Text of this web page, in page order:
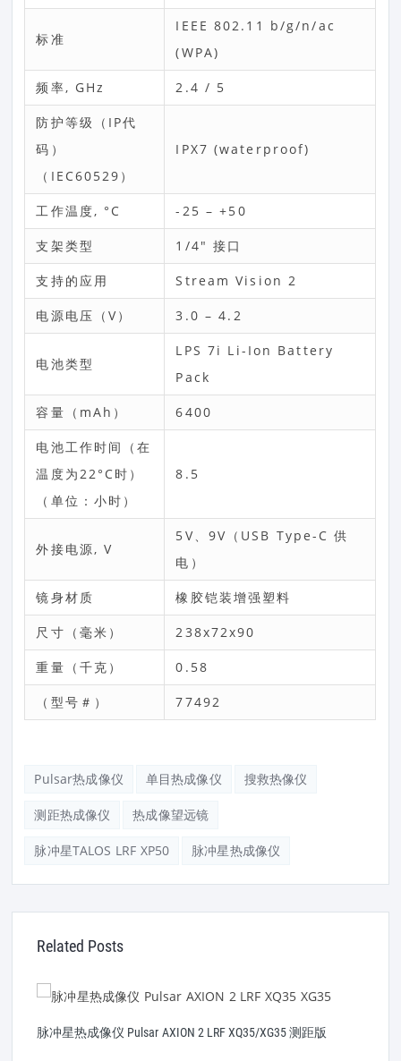
标准
IEEE 802.11 b/g/n/ac
(WPA)
频率, GHz 2.4 / 5
防护等级（IP代
码）
（IEC60529）
IPХ7 (waterproof)
工作温度, °С -25 – +50
支架类型 1/4" 接口
支持的应用 Stream Vision 2
电源电压（V） 3.0 – 4.2
电池类型
LPS 7i Li-Ion Battery
Pack
容量（mAh） 6400
电池工作时间（在
温度为22°C时）
（单位：小时）
8.5
外接电源, V
5V、9V（USB Type-C 供
电）
镜身材质 橡胶铠装增强塑料
尺寸（毫米） 238x72x90
重量（千克） 0.58
（型号＃） 77492
Pulsar热成像仪 单目热成像仪 搜救热像仪
测距热成像仪 热成像望远镜
脉冲星TALOS LRF XP50 脉冲星热成像仪
Related Posts
脉冲星热成像仪 Pulsar AXION 2 LRF XQ35/XG35 测距版